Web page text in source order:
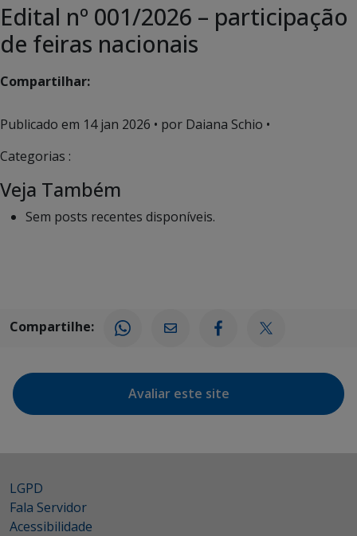
Edital nº 001/2026 – participação
de feiras nacionais
Compartilhar:
Publicado em 14 jan 2026 • por Daiana Schio •
Categorias :
Veja Também
Sem posts recentes disponíveis.
Compartilhe:
Avaliar este site
LGPD
Fala Servidor
Acessibilidade